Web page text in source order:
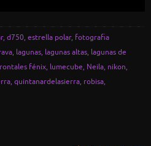
, d750, estrella polar, fotografia
, lagunas, lagunas altas, lagunas de
fénix, lumecube, Neila, nikon,
, quintanardelasierra, robisa,